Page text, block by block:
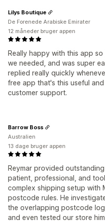
Really happy with this app
we needed, and was super
replied really quickly
free app that's this useful
customer support.
Lilys Boutique
De Forenede Arabiske Emirater
12 måneder bruger appen
Reymar provided
patient, professional, and
complex shipping setup with
postcode rules. He
the overlapping postcode
and even tested our store
Barrow Boss
Australien
13 dage bruger appen